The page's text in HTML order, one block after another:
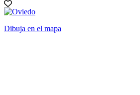
Dibuja en el mapa